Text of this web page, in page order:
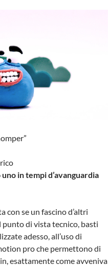
in tempi d’avanguardia
con se un fascino d’altri
di vista tecnico, basti
adesso, all’uso di
pro che permettono di
esattamente come avveniva